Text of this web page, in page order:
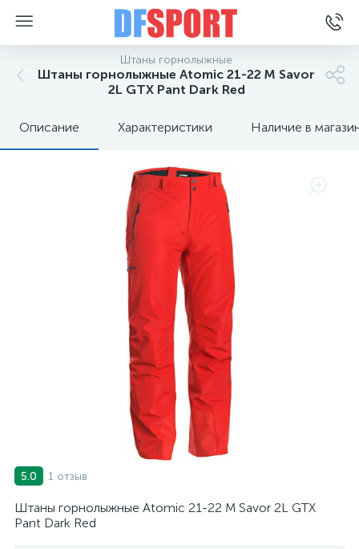
Штаны горнолыжные
Штаны горнолыжные Atomic 21-22 M Savor
2L GTX Pant Dark Red
Описание Характеристики Наличие в
5.0 1 отзыв
Штаны горнолыжные Atomic 21-22 M Savor 2L GTX
Pant Dark Red